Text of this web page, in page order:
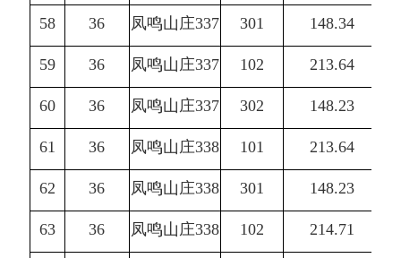
58 36 凤鸣山庄337 301 148.34
59 36 凤鸣山庄337 102 213.64
60 36 凤鸣山庄337 302 148.23
61 36 凤鸣山庄338 101 213.64
62 36 凤鸣山庄338 301 148.23
63 36 凤鸣山庄338 102 214.71